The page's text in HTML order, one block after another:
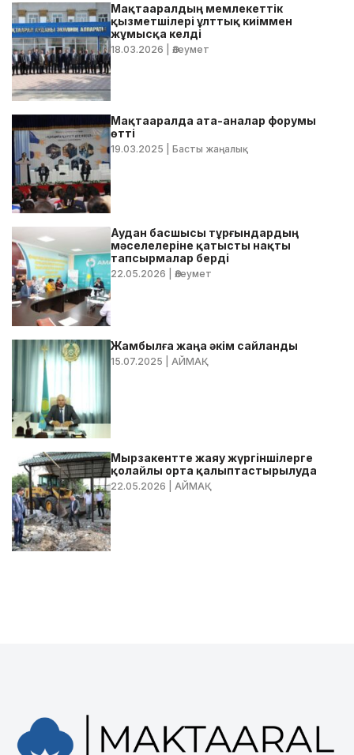
Мақтааралдың мемлекеттік
қызметшілері ұлттық киіммен
жұмысқа келді
18.03.2026 | Әлеумет
Мақтааралда ата-аналар форумы
өтті
19.03.2025 | Басты жаңалық
Аудан басшысы тұрғындардың
мәселелеріне қатысты нақты
тапсырмалар берді
22.05.2026 | Әлеумет
Жамбылға жаңа әкім сайланды
15.07.2025 | АЙМАҚ
Мырзакентте жаяу жүргіншілерге
қолайлы орта қалыптастырылуда
22.05.2026 | АЙМАҚ